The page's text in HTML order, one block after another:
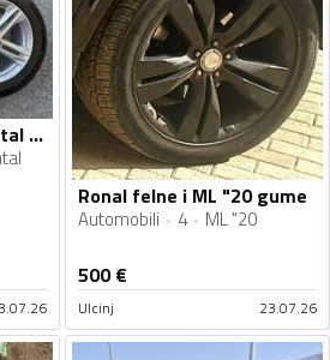
Ronal felne i Continental gume
Ronal felne i ML "20 gume
Automobili 4 ML "20
500€
Ulcinj 23.07.26